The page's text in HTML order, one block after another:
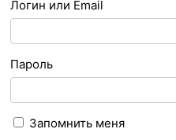
Логин или Email
Пароль
Запомнить меня